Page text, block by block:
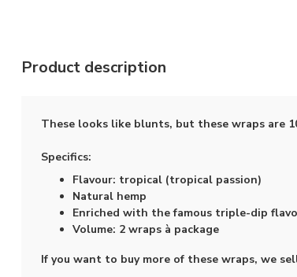
Product description
These looks like blunts, but these wraps are
Specifics:
Flavour: tropical (tropical passion)
Natural hemp
Enriched with the famous triple-dip
Volume: 2 wraps à package
If you want to buy more of these wraps, we